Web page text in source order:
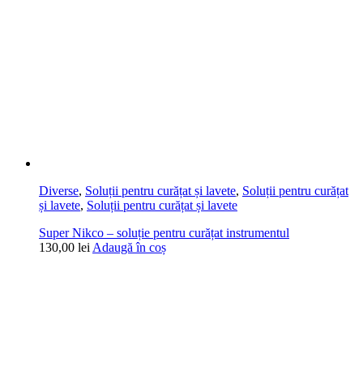
Diverse, Soluții pentru curățat și lavete, Soluții pentru curățat
și lavete, Soluții pentru curățat și lavete
Super Nikco – soluție pentru curățat instrumentul
130,00 lei Adaugă în coș